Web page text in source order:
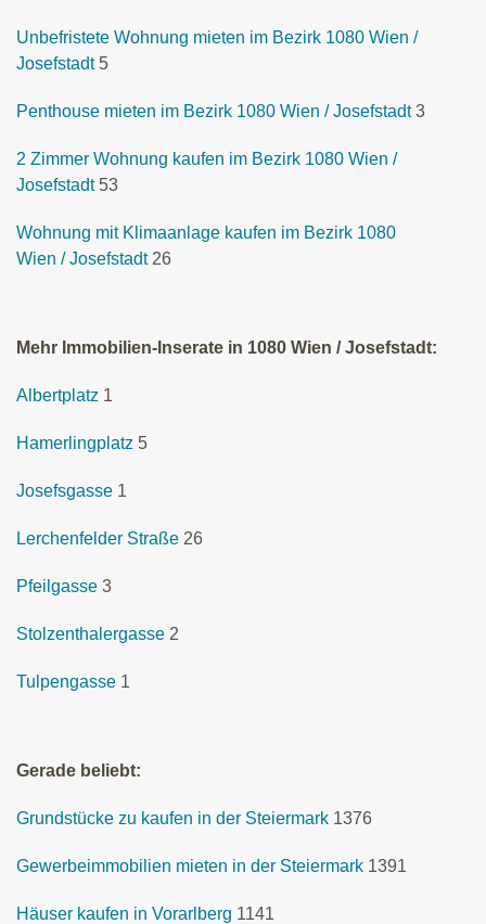
Unbefristete Wohnung mieten im Bezirk 1080 Wien /
Josefstadt 5
Penthouse mieten im Bezirk 1080 Wien / Josefstadt 3
2 Zimmer Wohnung kaufen im Bezirk 1080 Wien /
Josefstadt 53
Wohnung mit Klimaanlage kaufen im Bezirk 1080
Wien / Josefstadt 26
Mehr Immobilien-Inserate in 1080 Wien / Josefstadt:
Albertplatz 1
Hamerlingplatz 5
Josefsgasse 1
Lerchenfelder Straße 26
Pfeilgasse 3
Stolzenthalergasse 2
Tulpengasse 1
Gerade beliebt:
Grundstücke zu kaufen in der Steiermark 1376
Gewerbeimmobilien mieten in der Steiermark 1391
Häuser kaufen in Vorarlberg 1141